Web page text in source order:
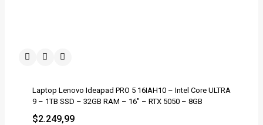
Laptop Lenovo Ideapad PRO 5 16IAH10 – Intel Core ULTRA
9 – 1TB SSD – 32GB RAM – 16″ – RTX 5050 – 8GB
$2.249,99